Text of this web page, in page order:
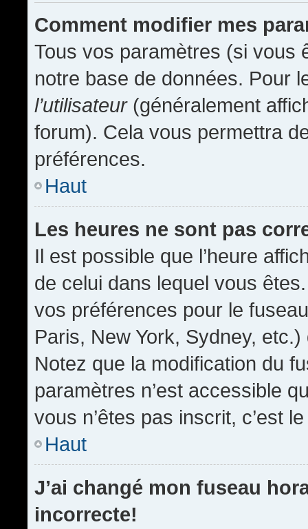
Comment modifier mes
Tous vos paramètres (si vous
notre base de données. Pour
l’utilisateur(généralement
forum). Cela vous permettra
préférences.
Haut
Les heures ne sont pas
Il est possible que l’heure
de celui dans lequel vous
vos préférences pour le
Paris, New York, Sydney,
Notez que la modification du
paramètres n’est accessible
vous n’êtes pas inscrit, c’est
Haut
J’ai changé mon fuseau
incorrecte!